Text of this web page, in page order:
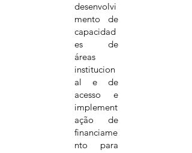
desenvolvi
mento de
capacidad
es de
áreas
institucion
al e de
acesso e
implement
ação de
financiame
nto para